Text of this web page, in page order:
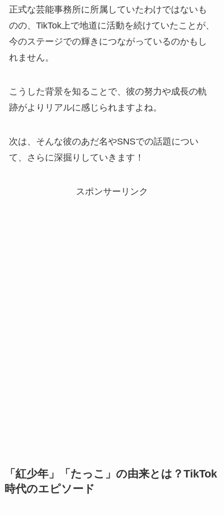
正式な芸能事務所に所属していたわけではないも
のの、TikTok上で地道に活動を続けていたことが、
今のステージでの輝きにつながっているのかもし
れません。
こうした背景を知ることで、彼の努力や成長の軌
跡がよりリアルに感じられますよね。
次は、そんな彼のあだ名やSNSでの話題につい
て、さらに深掘りしていきます！
スポンサーリンク
「紅少年」「たっこ」の由来とは？TikTok
時代のエピソード